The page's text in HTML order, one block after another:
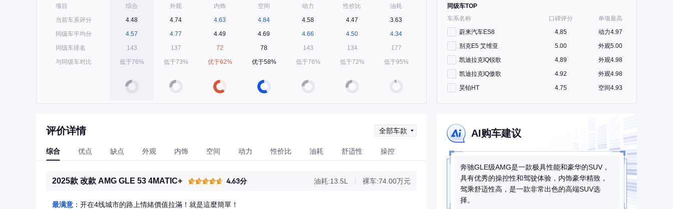
项目
当前车系评分
同级车平均分
同级车排名
与同级车对比
综合
4.48
4.57
143
低于76%
外观
4.74
4.77
137
低于73%
内饰
4.63
4.49
72
优于62%
空间
4.84
4.69
78
优于58%
动力
4.58
4.66
143
低于76%
性价比
4.47
4.50
134
低于72%
油耗
3.63
4.34
177
低于95%
同级车TOP
车系名称
口碑评分
单项最高
蔚来汽车ES8
4.85
动力4.97
别克E5 艾维亚
5.00
外观5.00
凯迪拉克IQ锐歌
4.89
外观4.98
凯迪拉克IQ傲歌
4.92
外观4.98
昊铂HT
4.75 空间4.93
评价详情 全部车款
综合 优点 缺点 外观 内饰 空间 动力 性价比 油耗 舒适性 操控
2025款 改款 AMG GLE 53 4MATIC+ 4.63分 油耗:13.5L 裸车:74.00万元
最满意 ：开在4线城市的路上情緒價值拉滿！就是這麼簡單！
AI购车建议
奔驰GLE级AMG是一款极具性能和豪华的SUV，
具有优秀的操控性和驾驶体验，内饰豪华精致，
驾乘舒适性高，是一款非常出色的高端SUV选
择。